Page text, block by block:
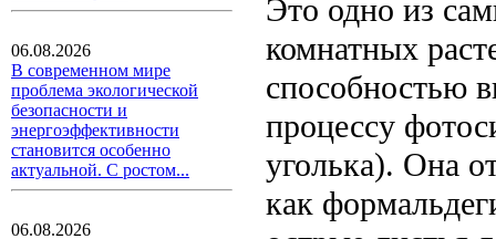
06.08.2026
В современном мире
проблема экологической
безопасности и
энергоэффективности
становится особенно
актуальной. С ростом...
06.08.2026
Это одно из
комнатных
способностью
процессу
уголька). Она
как